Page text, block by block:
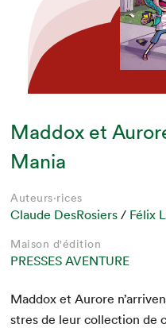
Maddox et
Mania
Auteurs·rices
Claude DesRosiers / Félix
Maison d'édition
PRESSES AVENTURE
Mad­dox et Aurore
stres de leur col­lec­tion de